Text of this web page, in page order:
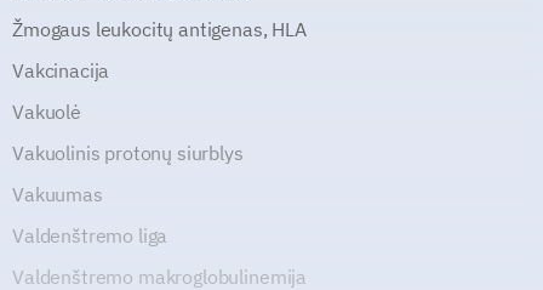
Žmogaus leukocitų antigenas, HLA
Vakcinacija
Vakuolė
Vakuolinis protonų siurblys
Vakuumas
Valdenštremo liga
Valdenštremo makroglobulinemija